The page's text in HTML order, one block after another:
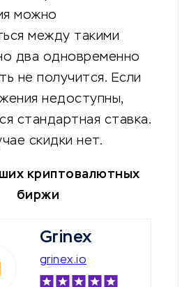
можно
между такими
два одновременно
не получится. Если
недоступны,
стандартная ставка.
скидки нет.
криптовалютных
биржи
Grinex
grinex.io